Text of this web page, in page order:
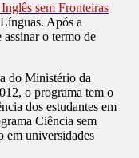
sem Fronteiras
Após a
o termo de
do Ministério da
o programa tem o
dos estudantes em
Ciência sem
em universidades